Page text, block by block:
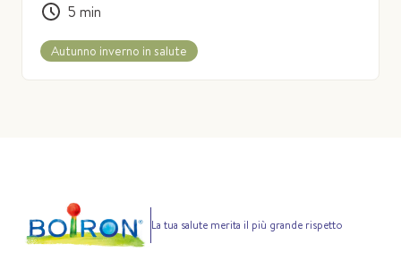
5 min
Autunno inverno in salute
La tua salute merita il più grande rispetto